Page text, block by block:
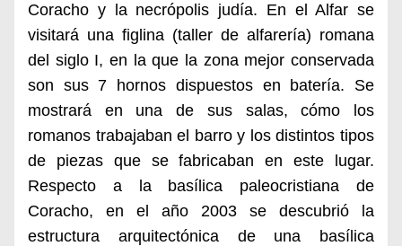
Coracho y la necrópolis judía. En el Alfar se
visitará una figlina (taller de alfarería) romana
del siglo I, en la que la zona mejor conservada
son sus 7 hornos dispuestos en batería. Se
mostrará en una de sus salas, cómo los
romanos trabajaban el barro y los distintos tipos
de piezas que se fabricaban en este lugar.
Respecto a la basílica paleocristiana de
Coracho, en el año 2003 se descubrió la
estructura arquitectónica de una basílica